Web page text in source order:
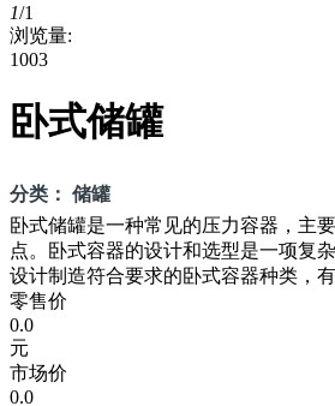
1/1
浏览量:
1003
卧式储罐
分类： 储罐
卧式储罐是一种常见的压力容器，主
点。卧式容器的设计和选型是一项复
设计制造符合要求的卧式容器种类，
零售价
0.0
元
市场价
0.0